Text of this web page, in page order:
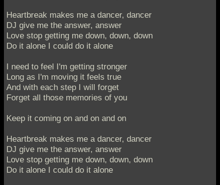
Heartbreak makes me a dancer, dancer
DJ give me the answer, answer
Love stop getting me down, down, down
Do it alone I could do it alone
I need to feel I'm getting stronger
Long as I'm moving it feels true
And with each step I will forget
Forget all those memories of you
Keep it coming on and on and on
Heartbreak makes me a dancer, dancer
DJ give me the answer, answer
Love stop getting me down, down, down
Do it alone I could do it alone